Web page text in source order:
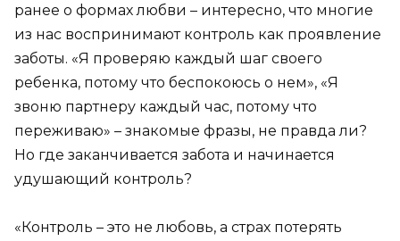
ранее о формах любви – интересно, что многие
из нас воспринимают контроль как проявление
заботы. «Я проверяю каждый шаг своего
ребенка, потому что беспокоюсь о нем», «Я
звоню партнеру каждый час, потому что
переживаю» – знакомые фразы, не правда ли?
Но где заканчивается забота и начинается
удушающий контроль?
«Контроль – это не любовь, а страх потерять